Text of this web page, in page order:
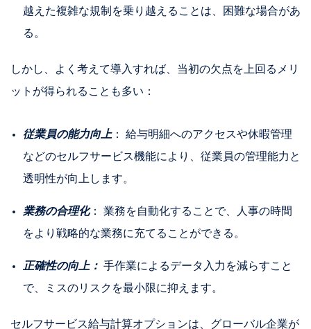
越えた複雑な規制を乗り越えることは、困難な場合があ
る。
しかし、よく考えて導入すれば、当初の欠点を上回るメリ
ットが得られることも多い：
従業員の能力向上： 給与明細へのアクセスや休暇管理
などのセルフサービス機能により、従業員の管理能力と
透明性が向上します。
業務の合理化： 業務を自動化することで、人事の時間
をより戦略的な業務に充てることができる。
正確性の向上： 手作業によるデータ入力を減らすこと
で、ミスのリスクを最小限に抑えます。
セルフサービス給与計算オプションは、グローバル企業が